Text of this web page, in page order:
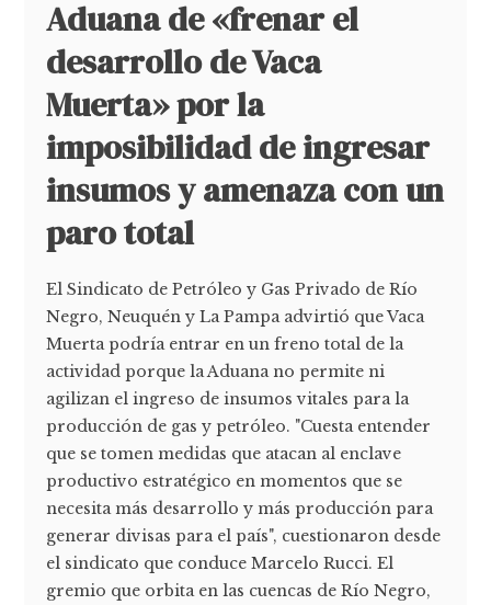
Aduana de «frenar el
desarrollo de Vaca
Muerta» por la
imposibilidad de ingresar
insumos y amenaza con un
paro total
El Sindicato de Petróleo y Gas Privado de Río
Negro, Neuquén y La Pampa advirtió que Vaca
Muerta podría entrar en un freno total de la
actividad porque la Aduana no permite ni
agilizan el ingreso de insumos vitales para la
producción de gas y petróleo. "Cuesta entender
que se tomen medidas que atacan al enclave
productivo estratégico en momentos que se
necesita más desarrollo y más producción para
generar divisas para el país", cuestionaron desde
el sindicato que conduce Marcelo Rucci. El
gremio que orbita en las cuencas de Río Negro,